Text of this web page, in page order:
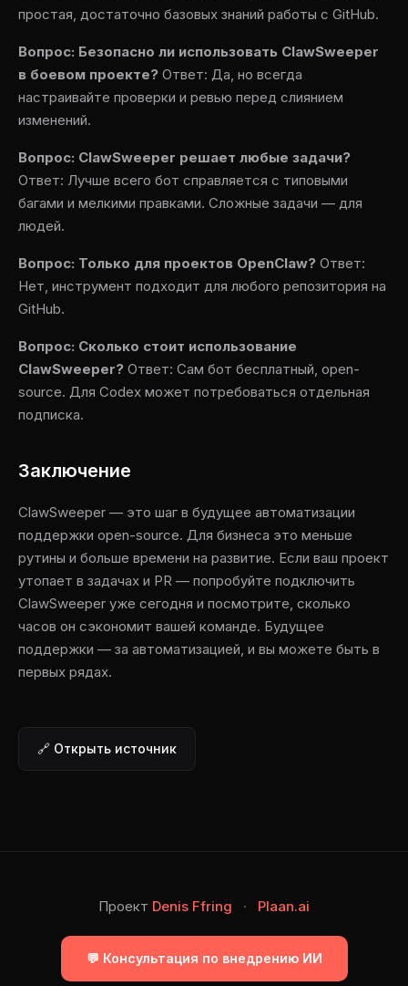
простая, достаточно базовых знаний работы с GitHub.
Вопрос: Безопасно ли использовать ClawSweeper
в боевом проекте? Ответ: Да, но всегда
настраивайте проверки и ревью перед слиянием
изменений.
Вопрос: ClawSweeper решает любые задачи?
Ответ: Лучше всего бот справляется с типовыми
багами и мелкими правками. Сложные задачи — для
людей.
Вопрос: Только для проектов OpenClaw? Ответ:
Нет, инструмент подходит для любого репозитория на
GitHub.
Вопрос: Сколько стоит использование
ClawSweeper? Ответ: Сам бот бесплатный, open-
source. Для Codex может потребоваться отдельная
подписка.
Заключение
ClawSweeper — это шаг в будущее автоматизации
поддержки open-source. Для бизнеса это меньше
рутины и больше времени на развитие. Если ваш проект
утопает в задачах и PR — попробуйте подключить
ClawSweeper уже сегодня и посмотрите, сколько
часов он сэкономит вашей команде. Будущее
поддержки — за автоматизацией, и вы можете быть в
первых рядах.
🔗 Открыть источник
Проект Denis Ffring · Plaan.ai
💬 Консультация по внедрению ИИ